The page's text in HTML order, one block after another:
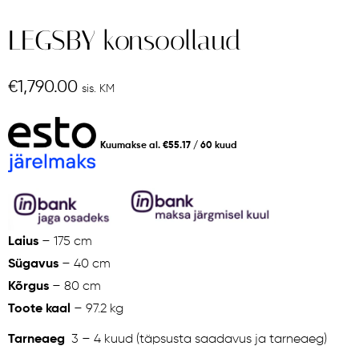
LEGSBY konsoollaud
€1,790.00 sis. KM
Kuumakse al. €55.17 / 60 kuud
Laius – 175 cm
Sügavus – 40 cm
Kõrgus – 80 cm
Toote kaal – 97.2 kg
Tarneaeg 3 – 4 kuud (täpsusta saadavus ja tarneaeg)